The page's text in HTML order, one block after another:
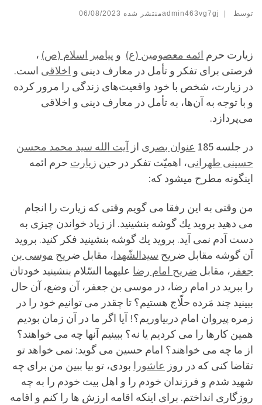
توسط admin463vg7gj |
06/08/2023
زیارت حرم ائمه معصومین (ع) و پیامبر اسلام (ص) ،
فرصتی برای تفکر و تأمل در معارف دینی و اخلاقی است.
در زیارت، شخص با خود واقعیت‌های زندگی را مرور کرده
و با توجه به آن‌ها، به تأمل در معارف دینی و اخلاقی
می‌پردازد.
در جلسه 185 عنوان بصری از آیت الله سید محمد محسن
حسینی طهرانی، اهمیّت تفکر در حین زیارت حرم ائمه
اینگونه مطرح میشود که:
من وقتی به این رفقا می گویم وقتی كه زیارت را انجام
می دهید بروید یك گوشه بنشینید. از زیاد خواندن چیزی به
دست آدم نمی آید. بروید یك گوشه بنشینید فكر كنید. بروید
آن گوشه مقابل ضریح سیدالشّهدا، مقابل ضریح موسی بن
جعفر ، مقابل ضریح امام رضا علیهما السّلام بنشینید خودتان
را ببرید در امام رضا، در موسی بن جعفر، آن وضع، آن حال
ببینید چند مَرده حلّاج هستیم؟ تا چقدر می توانیم خود را در
زمره پیروان امام دربیاوریم؟! آیا اگر ما در آن زمان بودیم
همین كارها را می كردیم یا نه؟ ببینیم آنها چه می خواهند؟
از ما چه می خواهند؟ امام حسین می گوید: نمی خواهد تو
تقاضا كنی كه در روز عاشورا بودی، تو بیا ببین من برای چه
شهید شدم و فرزندان خودم را و اهل بیت خودم را به چه
روزگاری انداختم. برای اینكه اقامه ارزش ها را كنم و اقامه